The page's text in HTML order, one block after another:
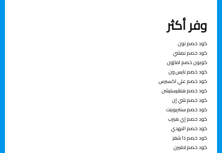
وفر أكثر
ﻛﻮد ﺧﺼﻢ ﻧﻮن
ﻛﻮد ﺧﺼﻢ ﻧﻤﴚ
ﻛﻮﺑﻮن ﺧﺼﻢ اﻣﺎزون
ﻛﻮد ﺧﺼﻢ ﻧﺎﻳﺲ ون
ﻛﻮد ﺧﺼﻢ ﻋﲇ اﻛﺴﱪس
كود خصم هنقرستيشن
كود خصم شي إن
كود خصم سنتربوينت
كود خصم إي هيرب
كود خصم النهدي
كود خصم ذا شفز
كود خصم لافيرن